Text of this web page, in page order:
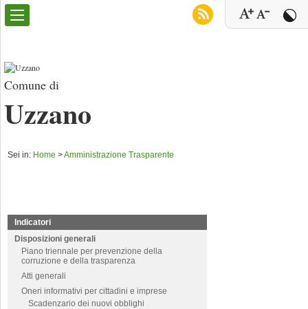
Comune di
Uzzano
Sei in: Home >Amministrazione Trasparente
Indicatori
Disposizioni generali
Piano triennale per prevenzione della
corruzione e della trasparenza
Atti generali
Oneri informativi per cittadini e imprese
Scadenzario dei nuovi obblighi